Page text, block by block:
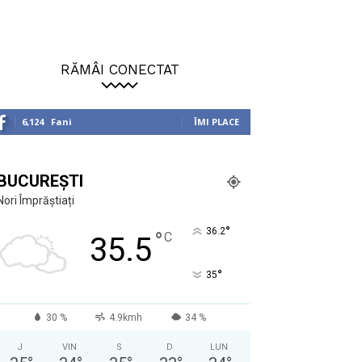
RĂMÂI CONECTAT
6,124 Fani ÎMI PLACE
Împrăștiați
35.5°C 36.2°
35°
30 % 4.9kmh 34 %
J VIN S D LUN